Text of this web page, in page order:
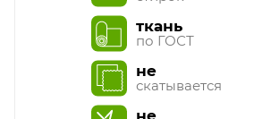
ткань
по ГОСТ
не
скатывается
не